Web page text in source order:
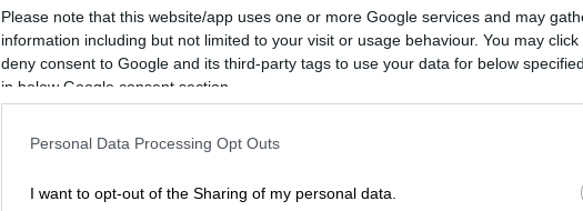
Please note that this website/app uses one or more Google services and may
information including but not limited to your visit or usage behaviour. You may
deny consent to Google and its third-party tags to use your data for below
in below Google consent section.
Personal Data Processing Opt Outs
I want to opt-out of the Sharing of my personal data.
myProperty: Τι αλλάζει από
σήμερα στα συμβόλαια ακινήτων
Πώς θα γίνεται ψηφιακά η διαδικασία